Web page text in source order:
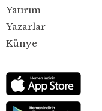
Yatırım
Yazarlar
Künye